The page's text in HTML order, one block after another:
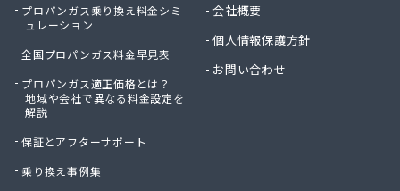
株式会社リピックス 春日井センター
株式会社一プロ
株式会社稲藤商店
株式会社稲葉エネクス
株式会社宇佐美プロパン
株式会社下林
プロパンガス乗り換え料金シミ
ュレーション
全国プロパンガス料金早見表
プロパンガス適正価格とは？
地域や会社で異なる料金設定を
解説
保証とアフターサポート
乗り換え事例集
会社概要
個人情報保護方針
お問い合わせ